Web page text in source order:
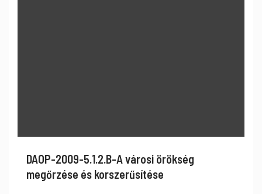
DAOP-2009-5.1.2.B-A városi örökség
megőrzése és korszerűsítése